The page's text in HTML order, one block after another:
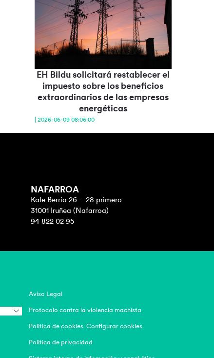
EH Bildu solicitará restablecer el
impuesto sobre los beneficios
extraordinarios de las empresas
energéticas
| 2026-06-09 08:06:00
NAFARROA
Kale Berria 26 – 28 primero
31001 Iruñea (Nafarroa)
94 822 02 95
Aviso Legal
Protocolo contra la violencia machista
Politica de cookies Configurar cookies
Politica de privacidad